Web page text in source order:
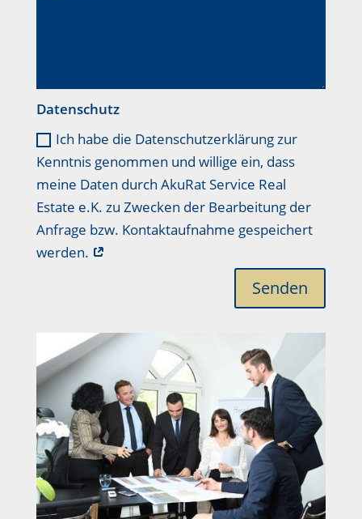
Datenschutz
Ich habe die Datenschutzerklärung zur
Kenntnis genommen und willige ein, dass
meine Daten durch AkuRat Service Real
Estate e.K. zu Zwecken der Bearbeitung der
Anfrage bzw. Kontaktaufnahme gespeichert
werden.
Senden